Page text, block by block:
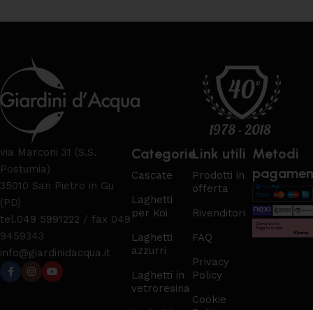
via Marconi 31 (S.S.
Postumia)
35010 San Pietro in Gu
(PD)
tel.049 5991222 / fax 049
9459343
info@giardinidacqua.it
Categorie
Cascate
Laghetti
per Koi
Laghetti
azzurri
Laghetti in
vetroresina
Link utili
Prodotti in
offerta
Rivenditori
FAQ
Privacy
Policy
Cookie
Metodi